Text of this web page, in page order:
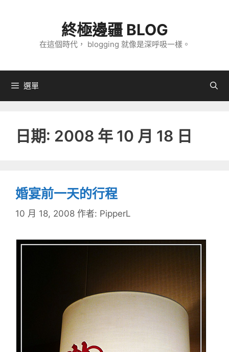
內
終極邊疆 BLOG
在這個時代， blogging 就像是深呼吸一樣。
選單
日期: 2008 年 10 月 18 日
婚宴前一天的行程
10 月 18, 2008 作者: PipperL